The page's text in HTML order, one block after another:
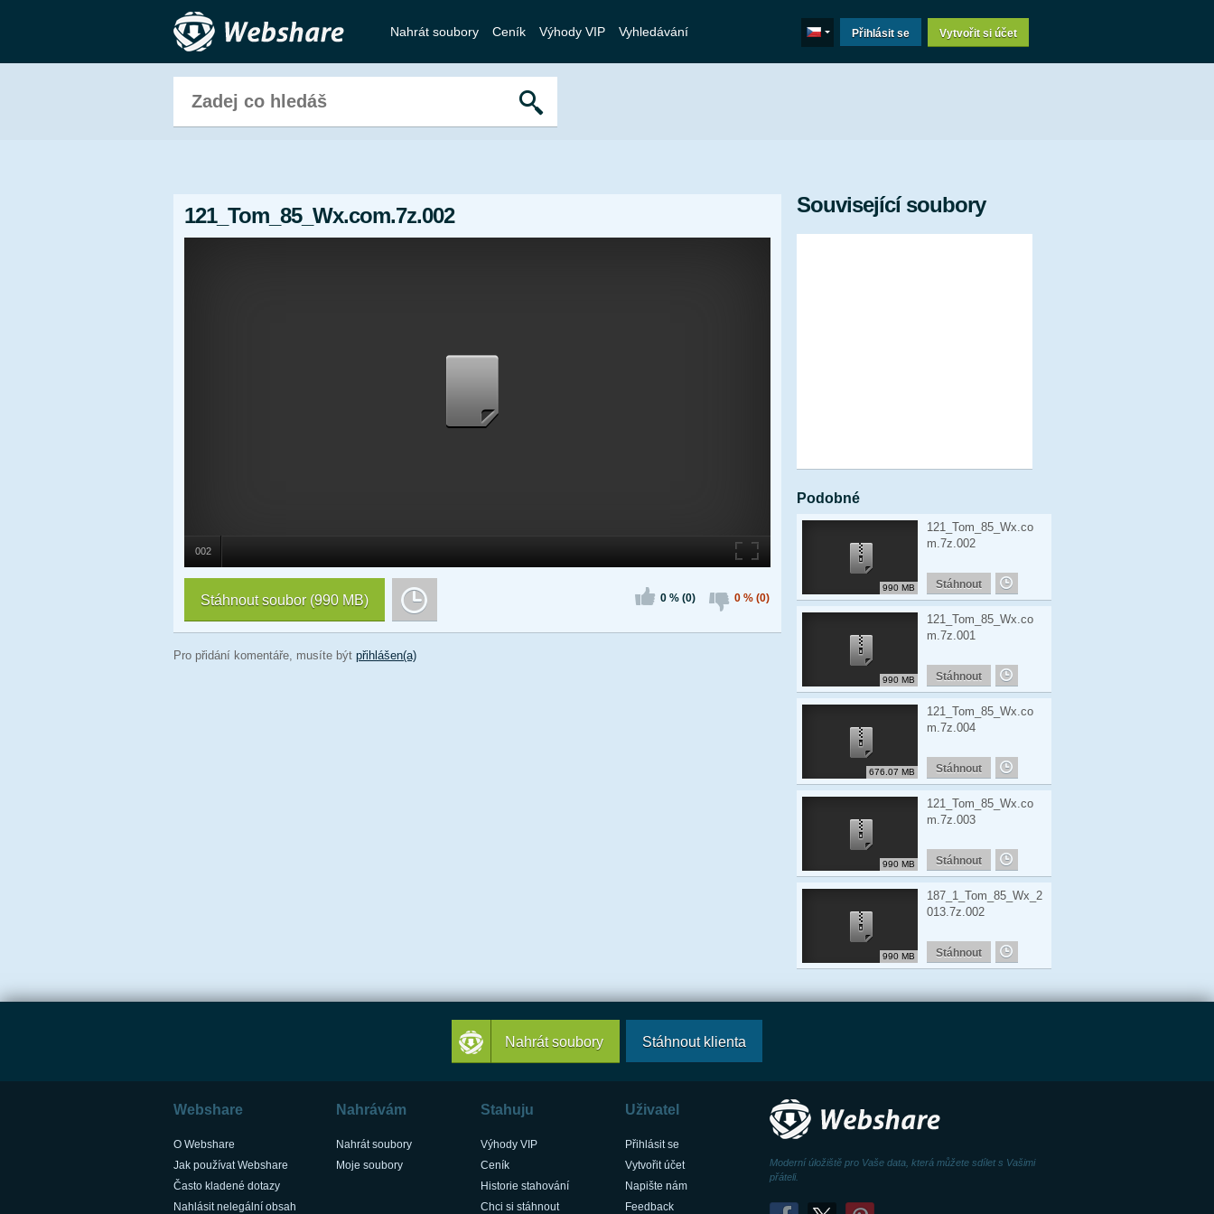
Nahrát soubory Ceník Výhody VIP Vyhledávání Přihlásit se Vytvořit si účet
121_Tom_85_Wx.com.7z.002
002
0 % (0) 0 % (0)
Stáhnout soubor (990 MB)
Pro přidání komentáře, musíte být přihlášen(a)
Související soubory
Podobné
990 MB
121_Tom_85_Wx.co
m.7z.002
Stáhnout
990 MB
121_Tom_85_Wx.co
m.7z.001
Stáhnout
676.07 MB
121_Tom_85_Wx.co
m.7z.004
Stáhnout
990 MB
121_Tom_85_Wx.co
m.7z.003
Stáhnout
990 MB
187_1_Tom_85_Wx_2
013.7z.002
Stáhnout
Nahrát soubory Stáhnout klienta
Webshare
O Webshare
Jak používat Webshare
Často kladené dotazy
Nahlásit nelegální obsah
Nahrávám
Nahrát soubory
Moje soubory
Stahuju
Výhody VIP
Ceník
Historie stahování
Chci si stáhnout
Uživatel
Přihlásit se
Vytvořit účet
Napište nám
Feedback
Moderní úložiště pro Vaše data, která můžete sdílet s Vašimi
přáteli.